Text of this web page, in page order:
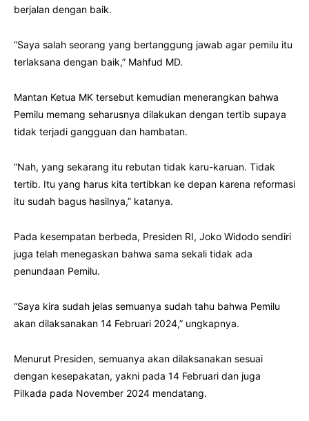
berjalan dengan baik.
“Saya salah seorang yang bertanggung jawab agar pemilu itu
terlaksana dengan baik,” Mahfud MD.
Mantan Ketua MK tersebut kemudian menerangkan bahwa
Pemilu memang seharusnya dilakukan dengan tertib supaya
tidak terjadi gangguan dan hambatan.
“Nah, yang sekarang itu rebutan tidak karu-karuan. Tidak
tertib. Itu yang harus kita tertibkan ke depan karena reformasi
itu sudah bagus hasilnya,” katanya.
Pada kesempatan berbeda, Presiden RI, Joko Widodo sendiri
juga telah menegaskan bahwa sama sekali tidak ada
penundaan Pemilu.
“Saya kira sudah jelas semuanya sudah tahu bahwa Pemilu
akan dilaksanakan 14 Februari 2024,” ungkapnya.
Menurut Presiden, semuanya akan dilaksanakan sesuai
dengan kesepakatan, yakni pada 14 Februari dan juga
Pilkada pada November 2024 mendatang.